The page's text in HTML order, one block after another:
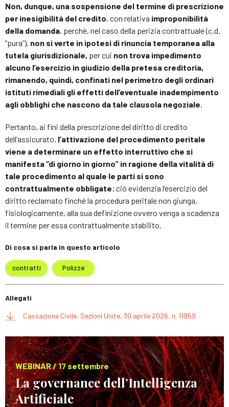
Non, dunque, una sospensione del termine di prescrizione
per inesigibilità del credito, con relativa improponibilità
della domanda, perchè, nel caso della perizia contrattuale (c.d.
“pura”), non si verte in ipotesi di rinuncia temporanea alla
tutela giurisdizionale, per cui non trova impedimento
alcuno l’esercizio in giudizio della pretesa creditoria,
rimanendo, quindi, confinati nel perimetro degli ordinari
istituti rimediali gli effetti dell’eventuale inadempimento
agli obblighi che nascono da tale clausola negoziale.
Pertanto, ai fini della prescrizione del diritto di credito
dell’assicurato, l’attivazione del procedimento peritale
viene a determinare un effetto interruttivo che si
manifesta “di giorno in giorno” in ragione della vitalità di
tale procedimento al quale le parti si sono
contrattualmente obbligate; ciò evidenzia l’esercizio del
diritto reclamato finché la procedura peritale non giunga,
fisiologicamente, alla sua definizione ovvero venga a scadenza
il termine per essa contrattualmente stabilito.
Di cosa si parla in questo articolo
contratti Polizze
Allegati
Cassazione Civile, Sezioni Unite, 30 aprile 2026, n. 11959
WEBINAR / 17 settembre
La governance dell’Intelligenza
Artificiale